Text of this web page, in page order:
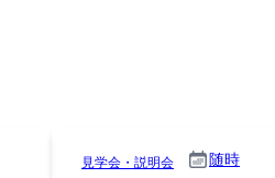
見学会・説明会 随時